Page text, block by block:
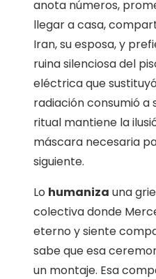
anota números,
llegar a casa,
Iran, su esposa, y
ruina silenciosa del
eléctrica que
radiación consumió a
ritual mantiene la
máscara necesaria
siguiente.
Lo humaniza una
colectiva donde
eterno y siente
sabe que esa
un montaje. Esa